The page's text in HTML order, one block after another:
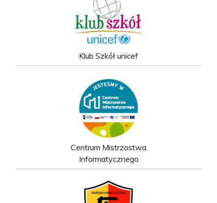
Klub Szkół unicef
Centrum Mistrzostwa
Informatycznego